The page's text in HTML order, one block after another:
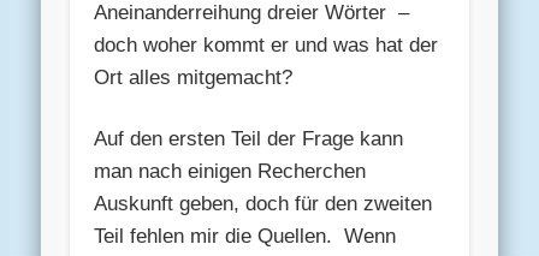
Aneinanderreihung dreier Wörter –
doch woher kommt er und was hat der
Ort alles mitgemacht?
Auf den ersten Teil der Frage kann
man nach einigen Recherchen
Auskunft geben, doch für den zweiten
Teil fehlen mir die Quellen. Wenn